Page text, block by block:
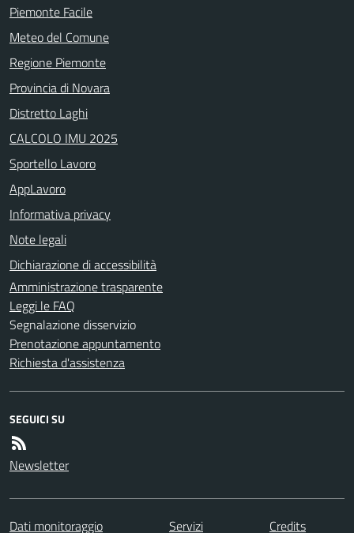
Piemonte Facile
Meteo del Comune
Regione Piemonte
Provincia di Novara
Distretto Laghi
CALCOLO IMU 2025
Sportello Lavoro
AppLavoro
Informativa privacy
Note legali
Dichiarazione di accessibilità
Amministrazione trasparente
Leggi le FAQ
Segnalazione disservizio
Prenotazione appuntamento
Richiesta d'assistenza
SEGUICI SU
Newsletter
Dati monitoraggio Servizi Credits